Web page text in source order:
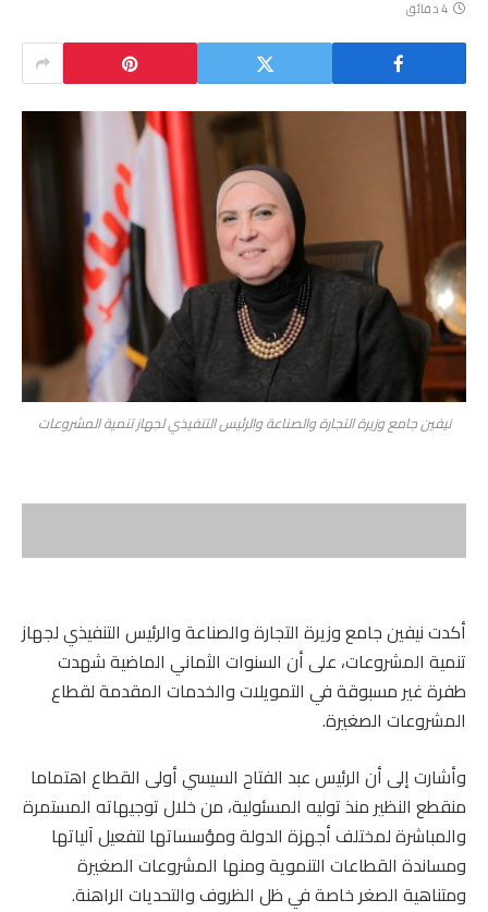
4 دقائق
نيفين جامع وزيرة التجارة والصناعة والرئيس التنفيذي لجهاز تنمية المشروعات
أكدت نيفين جامع وزيرة التجارة والصناعة والرئيس التنفيذي لجهاز
تنمية المشروعات، على أن السنوات الثماني الماضية شهدت
طفرة غير مسبوقة في التمويلات والخدمات المقدمة لقطاع
المشروعات الصغيرة.
وأشارت إلى أن الرئيس عبد الفتاح السيسي أولى القطاع اهتماما
منقطع النظير منذ توليه المسئولية، من خلال توجيهاته المستمرة
والمباشرة لمختلف أجهزة الدولة ومؤسساتها لتفعيل آلياتها
ومساندة القطاعات التنموية ومنها المشروعات الصغيرة
ومتناهية الصغر خاصة في ظل الظروف والتحديات الراهنة.